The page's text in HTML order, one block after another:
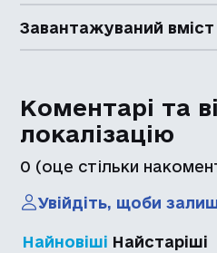
Завантажуваний
Коментарі та
локалізацію
0 (оце стільки
Увійдіть, щоби
Найновіші Найстаріші